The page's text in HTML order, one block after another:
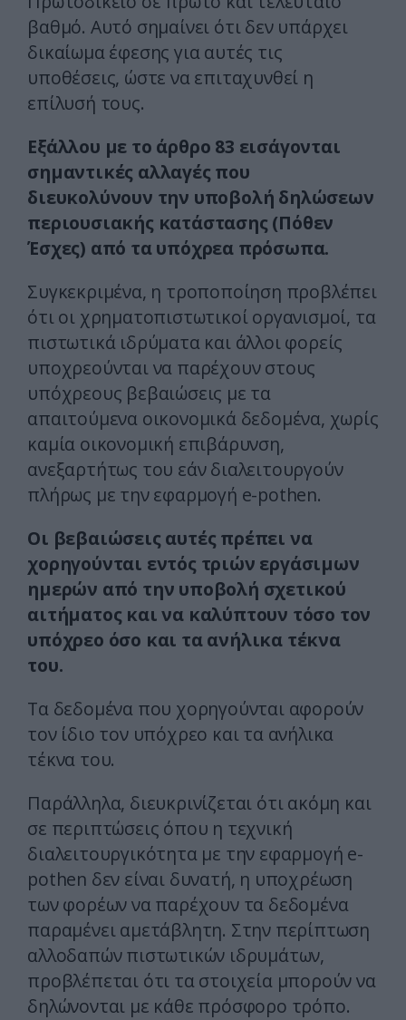
βαθμό. Αυτό σημαίνει ότι δεν υπάρχει
δικαίωμα έφεσης για αυτές τις
υποθέσεις, ώστε να επιταχυνθεί η
επίλυσή τους.
Εξάλλου με το άρθρο 83 εισάγονται
σημαντικές αλλαγές που
διευκολύνουν την υποβολή δηλώσεων
περιουσιακής κατάστασης (Πόθεν
Έσχες) από τα υπόχρεα πρόσωπα.
Συγκεκριμένα, η τροποποίηση προβλέπει
ότι οι χρηματοπιστωτικοί οργανισμοί, τα
πιστωτικά ιδρύματα και άλλοι φορείς
υποχρεούνται να παρέχουν στους
υπόχρεους βεβαιώσεις με τα
απαιτούμενα οικονομικά δεδομένα, χωρίς
καμία οικονομική επιβάρυνση,
ανεξαρτήτως του εάν διαλειτουργούν
πλήρως με την εφαρμογή e-pothen.
Οι βεβαιώσεις αυτές πρέπει να
χορηγούνται εντός τριών εργάσιμων
ημερών από την υποβολή σχετικού
αιτήματος και να καλύπτουν τόσο τον
υπόχρεο όσο και τα ανήλικα τέκνα
του.
Τα δεδομένα που χορηγούνται αφορούν
τον ίδιο τον υπόχρεο και τα ανήλικα
τέκνα του.
Παράλληλα, διευκρινίζεται ότι ακόμη και
σε περιπτώσεις όπου η τεχνική
διαλειτουργικότητα με την εφαρμογή e-
pothen δεν είναι δυνατή, η υποχρέωση
των φορέων να παρέχουν τα δεδομένα
παραμένει αμετάβλητη. Στην περίπτωση
αλλοδαπών πιστωτικών ιδρυμάτων,
προβλέπεται ότι τα στοιχεία μπορούν να
δηλώνονται με κάθε πρόσφορο τρόπο.